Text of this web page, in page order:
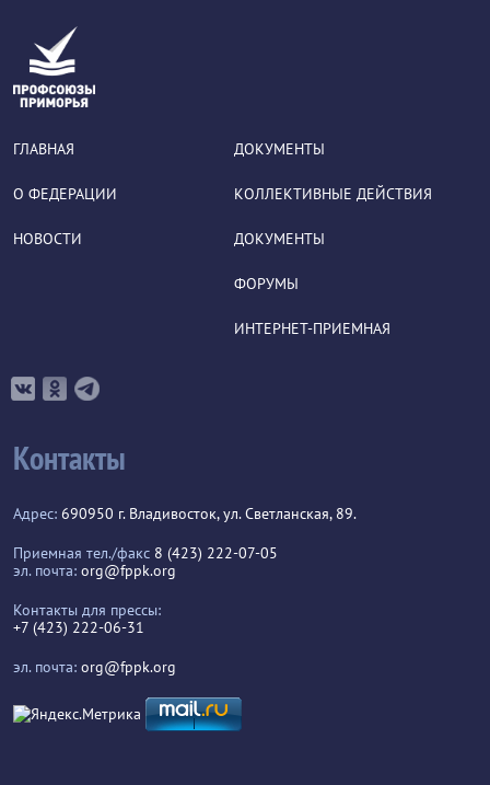
ГЛАВНАЯ
О ФЕДЕРАЦИИ
НОВОСТИ
ДОКУМЕНТЫ
КОЛЛЕКТИВНЫЕ ДЕЙСТВИЯ
ДОКУМЕНТЫ
ФОРУМЫ
ИНТЕРНЕТ-ПРИЕМНАЯ
Контакты
Адрес: 690950 г. Владивосток, ул. Светланская, 89.
Приемная тел./факс 8 (423) 222-07-05
эл. почта: org@fppk.org
Контакты для прессы:
+7 (423) 222-06-31
эл. почта: org@fppk.org